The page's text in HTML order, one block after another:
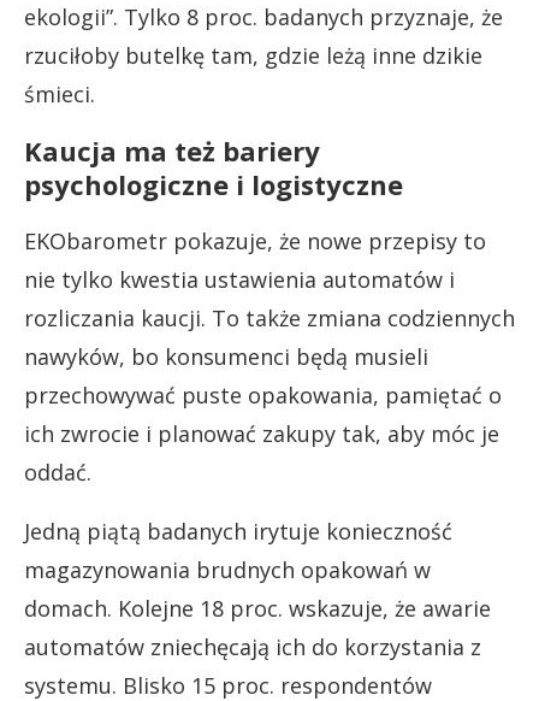
ekologii”. Tylko 8 proc. badanych przyznaje, że
rzuciłoby butelkę tam, gdzie leżą inne dzikie
śmieci.
Kaucja ma też bariery
psychologiczne i logistyczne
EKObarometr pokazuje, że nowe przepisy to
nie tylko kwestia ustawienia automatów i
rozliczania kaucji. To także zmiana codziennych
nawyków, bo konsumenci będą musieli
przechowywać puste opakowania, pamiętać o
ich zwrocie i planować zakupy tak, aby móc je
oddać.
Jedną piątą badanych irytuje konieczność
magazynowania brudnych opakowań w
domach. Kolejne 18 proc. wskazuje, że awarie
automatów zniechęcają ich do korzystania z
systemu. Blisko 15 proc. respondentów